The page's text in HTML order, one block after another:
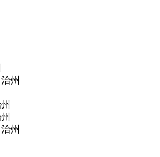
州
州